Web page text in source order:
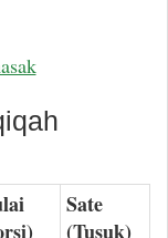
Sate
(Tusuk)